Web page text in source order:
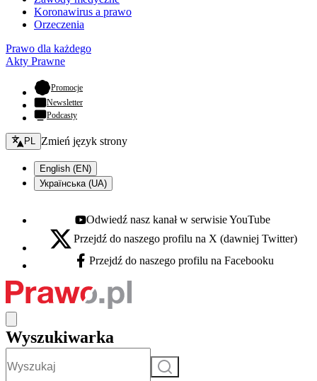
Koronawirus a prawo
Orzeczenia
Prawo dla każdego
Akty Prawne
Promocje- otwiera się w nowej karcie
Newsletter
Podcasty
Zmień język - bieżący:
PL Zmień język strony
English (EN)
Українська (UA)
Youtube - otwiera się w nowej karcie
Odwiedź nasz kanał w serwisie YouTube
X - otwiera się w nowej karcie
Przejdź do naszego profilu na X (dawniej Twitter)
Facebook - otwiera się w nowej karcie
Przejdź do naszego profilu na Facebooku
Wyszukiwarka
Szukaj